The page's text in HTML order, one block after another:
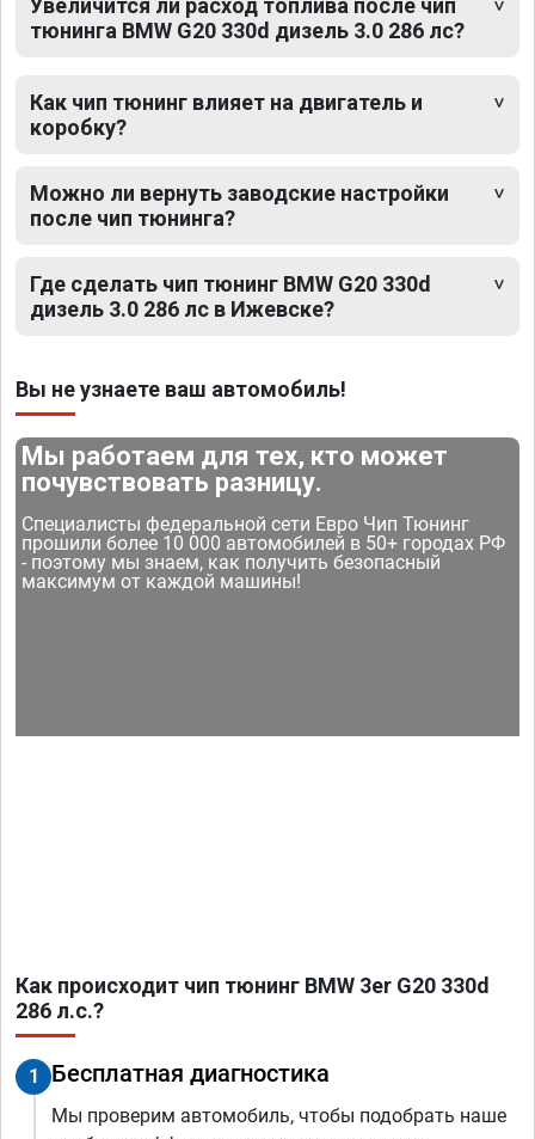
Увеличится ли расход топлива после чип
тюнинга BMW G20 330d дизель 3.0 286 лс?
Как чип тюнинг влияет на двигатель и
коробку?
Можно ли вернуть заводские настройки
после чип тюнинга?
Где сделать чип тюнинг BMW G20 330d
дизель 3.0 286 лс в Ижевске?
Вы не узнаете ваш автомобиль!
Мы работаем для тех, кто может
почувствовать разницу.
Специалисты федеральной сети Евро Чип Тюнинг
прошили более 10 000 автомобилей в 50+ городах РФ
- поэтому мы знаем, как получить безопасный
максимум от каждой машины!
Как происходит чип тюнинг BMW 3er G20 330d
286 л.с.?
1 Бесплатная диагностика
Мы проверим автомобиль, чтобы подобрать наше